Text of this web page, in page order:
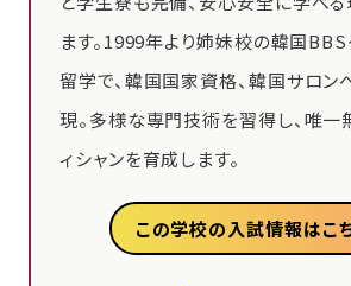
ます。1999年より姉妹校の韓国
留学で、韓国国家資格、韓国サロン
現。多様な専門技術を習得し、唯一
ィシャンを育成します。
この学校の入試情報はこ